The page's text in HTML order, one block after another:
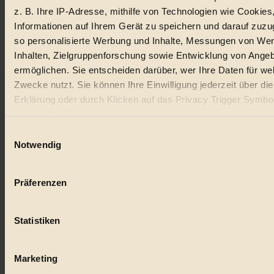
z. B. Ihre IP-Adresse, mithilfe von Technologien wie
Informationen auf Ihrem Gerät zu speichern und darauf
so personalisierte Werbung und Inhalte, Messungen von
Inhalten, Zielgruppenforschung sowie Entwicklung von
ermöglichen. Sie entscheiden darüber, wer Ihre Daten für
Zwecke nutzt. Sie können Ihre Einwilligung jederzeit über
Erklärung oder durch Klicken auf das Privacy Trigger
oder widerrufen
Wenn Sie es erlauben, würden wir auch gerne:
Ihr Gerät durch aktives Scannen nach bestimmten
Erfahren Sie mehr darüber, wie Ihre persönlichen Daten
Notwendig
Präferenzen
Statistiken
Marketing
Natur
kinderbuch
nachhaltig